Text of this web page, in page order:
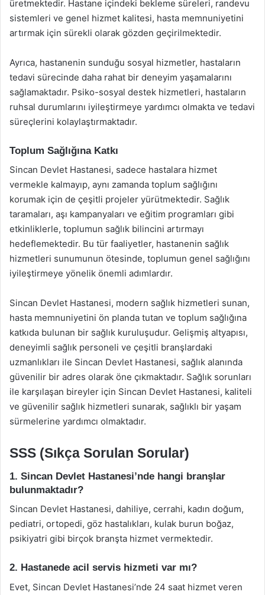
üretmektedir. Hastane içindeki bekleme süreleri, randevu
sistemleri ve genel hizmet kalitesi, hasta memnuniyetini
artırmak için sürekli olarak gözden geçirilmektedir.
Ayrıca, hastanenin sunduğu sosyal hizmetler, hastaların
tedavi sürecinde daha rahat bir deneyim yaşamalarını
sağlamaktadır. Psiko-sosyal destek hizmetleri, hastaların
ruhsal durumlarını iyileştirmeye yardımcı olmakta ve tedavi
süreçlerini kolaylaştırmaktadır.
Toplum Sağlığına Katkı
Sincan Devlet Hastanesi, sadece hastalara hizmet
vermekle kalmayıp, aynı zamanda toplum sağlığını
korumak için de çeşitli projeler yürütmektedir. Sağlık
taramaları, aşı kampanyaları ve eğitim programları gibi
etkinliklerle, toplumun sağlık bilincini artırmayı
hedeflemektedir. Bu tür faaliyetler, hastanenin sağlık
hizmetleri sunumunun ötesinde, toplumun genel sağlığını
iyileştirmeye yönelik önemli adımlardır.
Sincan Devlet Hastanesi, modern sağlık hizmetleri sunan,
hasta memnuniyetini ön planda tutan ve toplum sağlığına
katkıda bulunan bir sağlık kuruluşudur. Gelişmiş altyapısı,
deneyimli sağlık personeli ve çeşitli branşlardaki
uzmanlıkları ile Sincan Devlet Hastanesi, sağlık alanında
güvenilir bir adres olarak öne çıkmaktadır. Sağlık sorunları
ile karşılaşan bireyler için Sincan Devlet Hastanesi, kaliteli
ve güvenilir sağlık hizmetleri sunarak, sağlıklı bir yaşam
sürmelerine yardımcı olmaktadır.
SSS (Sıkça Sorulan Sorular)
1. Sincan Devlet Hastanesi’nde hangi branşlar
bulunmaktadır?
Sincan Devlet Hastanesi, dahiliye, cerrahi, kadın doğum,
pediatri, ortopedi, göz hastalıkları, kulak burun boğaz,
psikiyatri gibi birçok branşta hizmet vermektedir.
2. Hastanede acil servis hizmeti var mı?
Evet, Sincan Devlet Hastanesi’nde 24 saat hizmet veren